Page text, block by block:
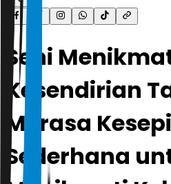
Seni
Kesendirian
Merasa
Sederhana